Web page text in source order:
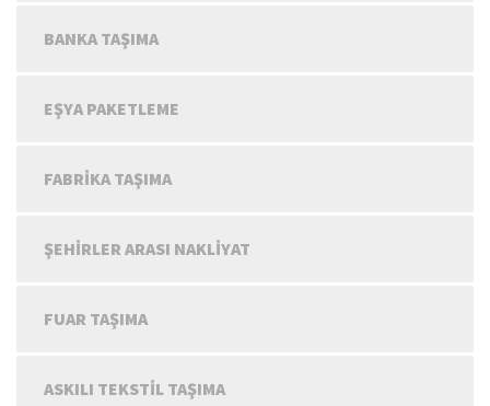
BANKA TAŞIMA
EŞYA PAKETLEME
FABRIKA TAŞIMA
ŞEHIRLER ARASI NAKLIYAT
FUAR TAŞIMA
ASKILI TEKSTIL TAŞIMA